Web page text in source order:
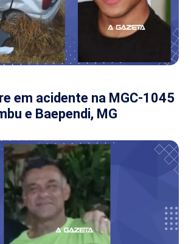
em acidente na MGC-1045
e Baependi, MG